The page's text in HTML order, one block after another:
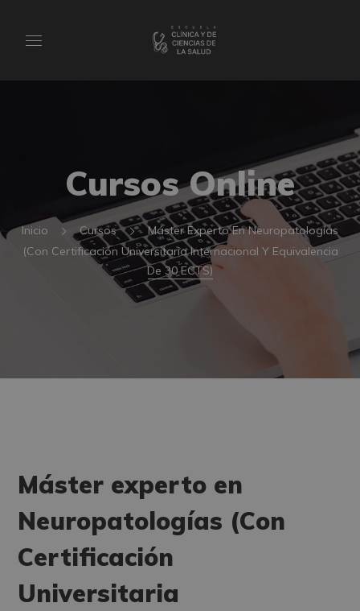
Cursos Online
Inicio Cursos
Máster Experto En Neuropatologías
(Con Certificación Universitaria Internacional Y Equivalencia
De 30 ECTS)
Máster experto en
Neuropatologías (Con
Certificación
Universitaria